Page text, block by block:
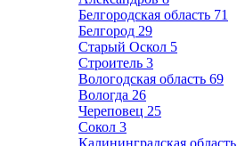
Белгородская область 71
Белгород 29
Старый Оскол 5
Строитель 3
Вологодская область 69
Вологда 26
Череповец 25
Сокол 3
Калининградская область